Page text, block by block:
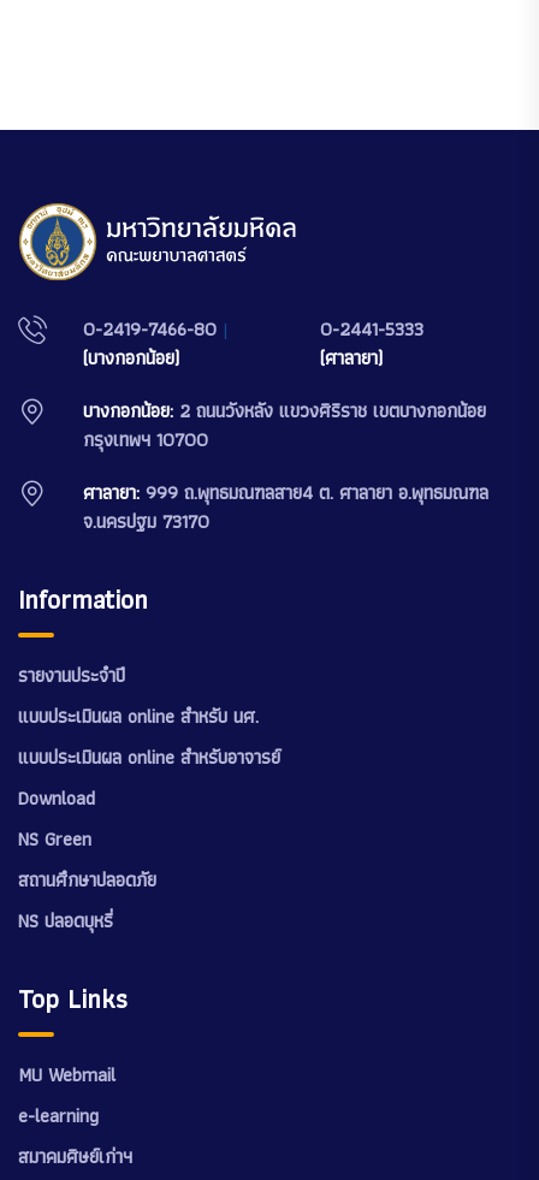
0-2419-7466-80 |
(บางกอกน้อย)
0-2441-5333
(ศาลายา)
บางกอกน้อย: 2 ถนนวังหลัง แขวงศิริราช เขตบางกอกน้อย
กรุงเทพฯ 10700
ศาลายา: 999 ถ.พุทธมณฑลสาย4 ต. ศาลายา อ.พุทธมณฑล
จ.นครปฐม 73170
Information
รายงานประจำปี
แบบประเมินผล online สำหรับ นศ.
แบบประเมินผล online สำหรับอาจารย์
Download
NS Green
สถานศึกษาปลอดภัย
NS ปลอดบุหรี่
Top Links
MU Webmail
e-learning
สมาคมศิษย์เก่าฯ